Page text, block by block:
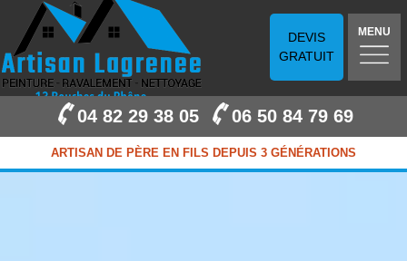
DEVIS
GRATUIT
MENU
04 82 29 38 05 06 50 84 79 69
ARTISAN DE PÈRE EN FILS DEPUIS 3 GÉNÉRATIONS